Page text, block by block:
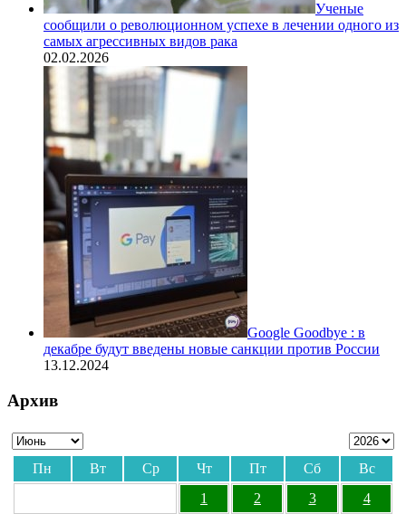
Ученые
сообщили о революционном успехе в лечении одного из
самых агрессивных видов рака
02.02.2026
Google Goodbye : в
декабре будут введены новые санкции против России
13.12.2024
Архив
Пн Вт Ср Чт Пт Сб
Вс
1
2 3 4